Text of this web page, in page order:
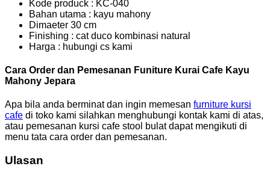
Kode produck : KC-040
Bahan utama : kayu mahony
Dimaeter 30 cm
Finishing : cat duco kombinasi natural
Harga : hubungi cs kami
Cara Order dan Pemesanan Funiture Kurai Cafe Kayu
Mahony Jepara
Apa bila anda berminat dan ingin memesan furniture kursi
cafe di toko kami silahkan menghubungi kontak kami di atas,
atau pemesanan kursi cafe stool bulat dapat mengikuti di
menu tata cara order dan pemesanan.
Ulasan